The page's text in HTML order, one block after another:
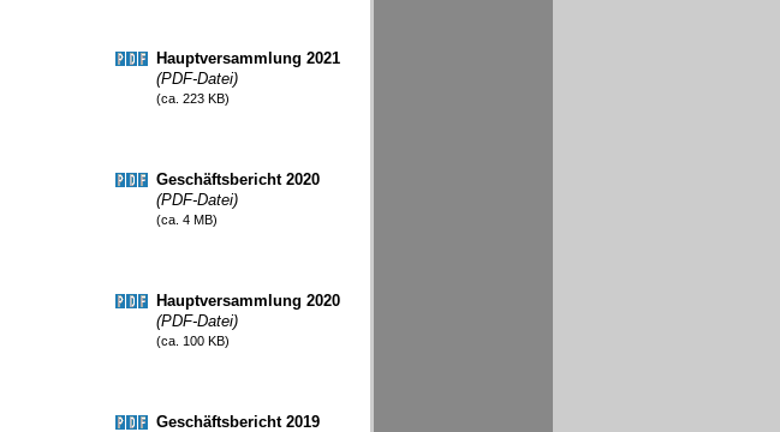
Hauptversammlung 2021
(PDF-Datei)
(ca. 223 KB)
Geschäftsbericht 2020
(PDF-Datei)
(ca. 4 MB)
Hauptversammlung 2020
(PDF-Datei)
(ca. 100 KB)
Geschäftsbericht 2019